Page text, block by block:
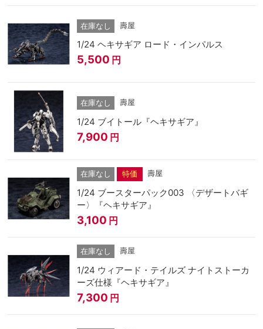
在庫なし 壽屋
1/24 ヘキサギア ロード・インパルス
5,500 円
在庫なし 壽屋
1/24 ブイトール『ヘキサギア』
7,900 円
在庫なし 特価 壽屋
1/24 ブースターパック003 〈デザートバギ
ー〉『ヘキサギア』
3,100 円
在庫なし 壽屋
1/24 ウィアード・テイルズ ナイトストーカ
ーズ仕様『ヘキサギア』
7,300 円